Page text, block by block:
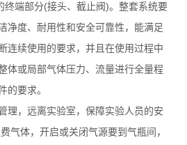
终端部分(接头、截止阀)。整套系统要
净度、耐用性和安全可靠性，能满足
连续使用的要求，并且在使用过程中
体或局部气体压力、流量进行全量程
的要求。
理，远离实验室，保障实验人员的安
气体，开启或关闭气源要到气瓶间，